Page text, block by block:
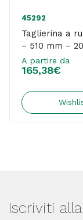
45292
Taglierina a
– 510 mm –
A partire da
165,38€
Iscriviti